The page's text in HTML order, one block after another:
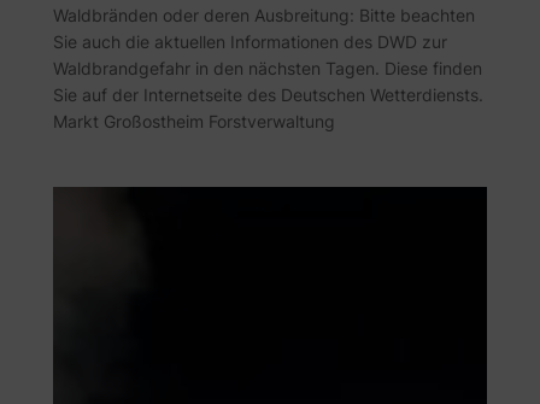
Waldbränden oder deren Ausbreitung: Bitte beachten
Sie auch die aktuellen Informationen des DWD zur
Waldbrandgefahr in den nächsten Tagen. Diese finden
Sie auf der Internetseite des Deutschen Wetterdiensts.
Markt Großostheim Forstverwaltung